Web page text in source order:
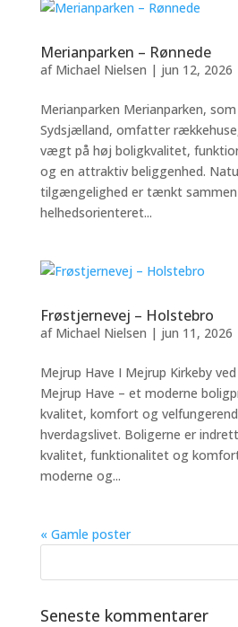
Merianparken – Rønnede
af Michael Nielsen | jun 12, 2026
Merianparken Merianparken,
Sydsjælland, omfatter
vægt på høj boligkvalitet,
og en attraktiv beliggenhed.
tilgængelighed er tænkt sammen
helhedsorienteret...
Frøstjernevej – Holstebro
af Michael Nielsen | jun 11, 2026
Mejrup Have I Mejrup Kirkeby
Mejrup Have – et moderne
kvalitet, komfort og
hverdagslivet. Boligerne er
kvalitet, funktionalitet og
moderne og...
« Gamle poster
Seneste kommentarer